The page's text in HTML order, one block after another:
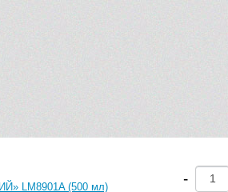
LM8901A (500 мл) -